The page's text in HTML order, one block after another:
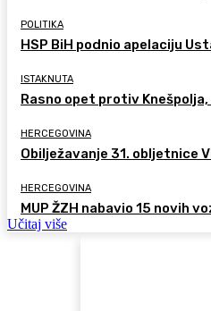
POLITIKA
HSP BiH podnio apelaciju
ISTAKNUTA
Rasno opet protiv
HERCEGOVINA
Obilježavanje 31. obljetnice
HERCEGOVINA
MUP ŽZH nabavio 15 novih
Učitaj više